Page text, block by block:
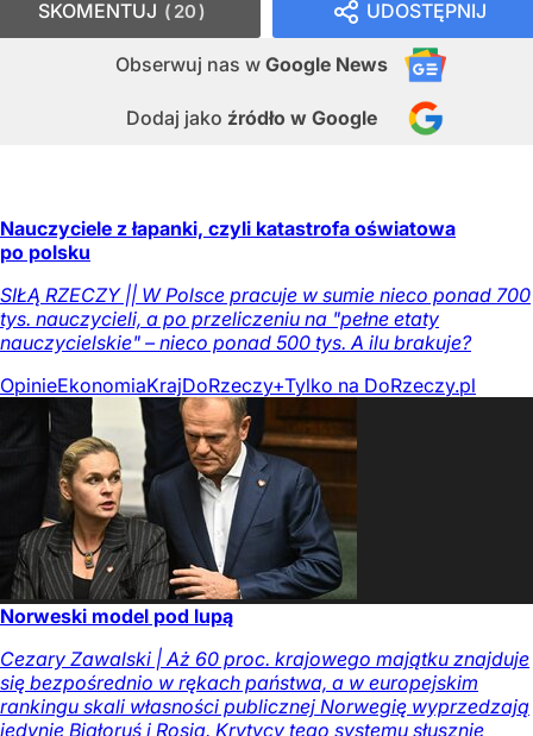
UDOSTĘPNIJ
Obserwuj nas w Google News
Dodaj jako źródło w Google
SKOMENTUJ 20
Nauczyciele z łapanki, czyli katastrofa oświatowa
po polsku
SIŁĄ RZECZY || W Polsce pracuje w sumie nieco ponad 700
tys. nauczycieli, a po przeliczeniu na "pełne etaty
nauczycielskie" – nieco ponad 500 tys. A ilu brakuje?
OpinieEkonomiaKrajDoRzeczy+Tylko na DoRzeczy.pl
Norweski model pod lupą
Cezary Zawalski | Aż 60 proc. krajowego majątku znajduje
się bezpośrednio w rękach państwa, a w europejskim
rankingu skali własności publicznej Norwegię wyprzedzają
jedynie Białoruś i Rosja. Krytycy tego systemu słusznie